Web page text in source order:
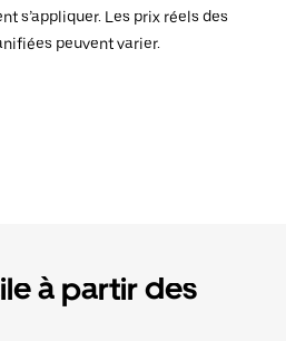
s’appliquer. Les prix réels des
peuvent varier.
à partir des